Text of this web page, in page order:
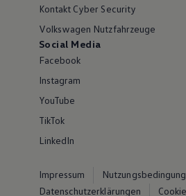
Kontakt Cyber Security
Volkswagen Nutzfahrzeuge
Social Media
Facebook
Instagram
YouTube
TikTok
LinkedIn
Impressum
Datenschutzerklärungen